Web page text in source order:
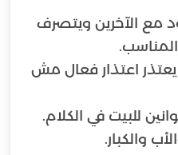
مع الآخرين ويتصرف
يعتذر اعتذار فعال مش